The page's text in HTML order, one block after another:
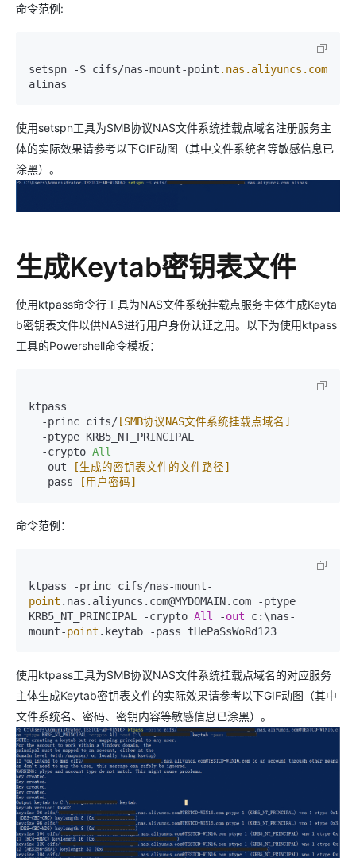
命令范例:
setspn -S cifs/nas-mount-point .nas .aliyuncs .com
使用setspn工具为SMB协议NAS文件系统挂载点域名注册服务主
体的实际效果请参考以下GIF动图（其中文件系统名等敏感信息已
涂黑）。
生成Keytab密钥表文件
使用ktpass命令行工具为NAS文件系统挂载点服务主体生成Keyta
b密钥表文件以供NAS进行用户身份认证之用。以下为使用ktpass
工具的Powershell命令模板：
ktpass
  -princ cifs/
[SMB协议NAS文件系统挂载点域名]
  -crypto
All
  -out
[生成的密钥表文件的文件路径]
  -pass
[用户密码]
命令范例：
ktpass -princ cifs/nas-mount-
point .nas.aliyuncs.com@MYDOMAIN.com -ptype
KRB5_NT_PRINCIPAL -crypto All -out c:\nas-
mount-point
使用ktpass工具为SMB协议NAS文件系统挂载点域名的对应服务
主体生成Keytab密钥表文件的实际效果请参考以下GIF动图（其中
文件系统名、密码、密钥内容等敏感信息已涂黑）。